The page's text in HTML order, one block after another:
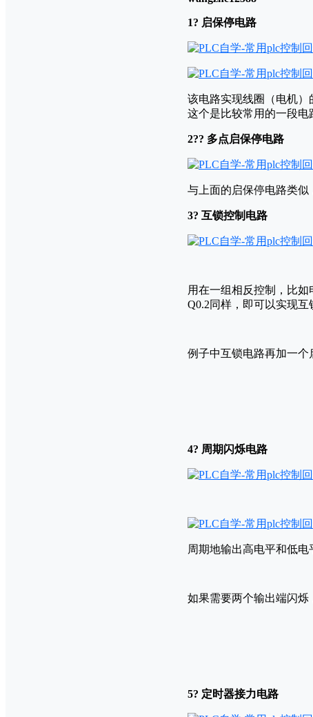
1? 启保停电路
该电路实现线圈（电机）
这个是比较常用的一段电
2?? 多点启保停电路
与上面的启保停电路类似
3? 互锁控制电路
用在一组相反控制，比如
Q0.2同样，即可以实现互
例子中互锁电路再加一个
4? 周期闪烁电路
周期地输出高电平和低电
如果需要两个输出端闪烁
5? 定时器接力电路